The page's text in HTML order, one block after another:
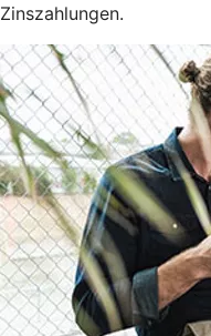
Zinszahlungen.